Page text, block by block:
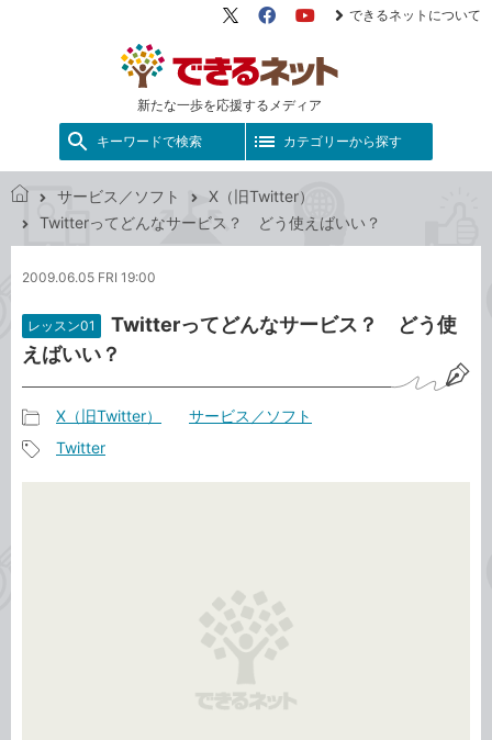
新たな一歩を応援するメディア
X（旧
FacebookYouTube
できるネットについて
キーワードで検索 カテゴリーから探す
で
ネ
ト
サービス／ソフト
X（旧Twitter）
Twitterってどんなサービス？ どう使えばいい？
2009.06.05 FRI 19:00
レッスン01
Twitterってどんなサービス？ どう使
えばいい？
事
カ
X（旧Twitter） サービス／ソフト
Twitter